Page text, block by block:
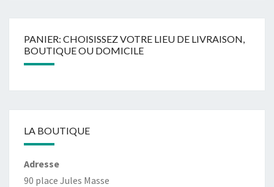
PANIER: CHOISISSEZ VOTRE LIEU DE LIVRAISON,
BOUTIQUE OU DOMICILE
LA BOUTIQUE
Adresse
90 place Jules Masse